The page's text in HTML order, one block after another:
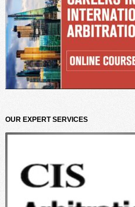
OUR EXPERT SERVICES